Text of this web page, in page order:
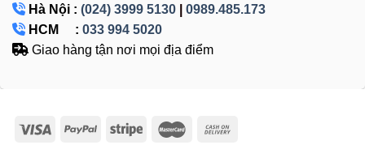
Hà Nội : (024) 3999 5130
0989.485.173
HCM : 033 994 5020
Giao hàng tận nơi mọi địa điểm